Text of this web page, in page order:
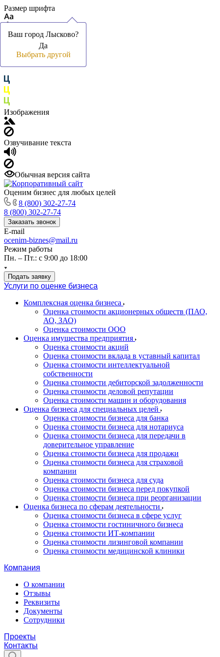
Размер шрифта
Цвет фона и шрифта
Изображения
Озвучивание текста
Обычная версия сайта
Оценим бизнес для любых целей
8 (800) 302-27-74
8 (800) 302-27-74
Заказать звонок
E-mail
ocenim-biznes@mail.ru
Режим работы
Пн. – Пт.: с 9:00 до 18:00
Подать заявку
Услуги по оценке бизнеса
Комплексная оценка бизнеса
Оценка стоимости акционерных обществ (ПАО,
АО, ЗАО)
Оценка стоимости ООО
Оценка имущества предприятия
Оценка стоимости акций
Оценка стоимости вклада в уставный капитал
Оценка стоимости интеллектуальной
собственности
Оценка стоимости дебиторской задолженности
Оценка стоимости деловой репутации
Оценка стоимости машин и оборудования
Оценка бизнеса для специальных целей
Оценка стоимости бизнеса для банка
Оценка стоимости бизнеса для нотариуса
Оценка стоимости бизнеса для передачи в
доверительное управление
Оценка стоимости бизнеса для продажи
Оценка стоимости бизнеса для страховой
компании
Оценка стоимости бизнеса для суда
Оценка стоимости бизнеса перед покупкой
Оценка стоимости бизнеса при реорганизации
Оценка бизнеса по сферам деятельности
Оценка стоимости бизнеса в сфере услуг
Оценка стоимости гостиничного бизнеса
Оценка стоимости ИТ-компании
Оценка стоимости лизинговой компании
Оценка стоимости медицинской клиники
Компания
О компании
Отзывы
Реквизиты
Документы
Сотрудники
Проекты
Контакты
Ваш город Лысково?
Да
Выбрать другой
Ваш город Лысково?
Да
Выбрать другой